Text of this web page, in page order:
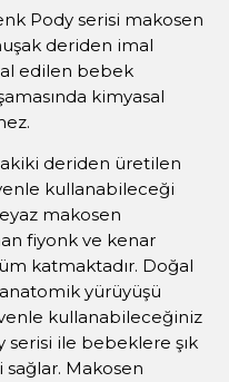
Pody serisi makosen
deriden imal
edilen bebek
kimyasal
deriden üretilen
kullanabileceği
makosen
fiyonk ve kenar
katmaktadır. Doğal
yürüyüşü
kullanabileceğiniz
serisi ile bebeklere şık
Makosen